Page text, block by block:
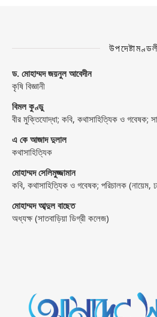
ড. মোহাম্মদ জয়নুল আবেদীন
কৃষি বিজ্ঞানী
বিমল কুণ্ডু
বীর মুক্তিযোদ্ধা; কবি, কথাসাহিত্যিক ও গবেষক;
এ কে আজাদ দুলাল
কথাসাহিত্যিক
মোহাম্মদ সেলিমুজ্জামান
কবি, কথাসাহিত্যিক ও গবেষক; পরিচালক (নায়েম,
মোহাম্মদ আব্দুল বাছেত
অধ্যক্ষ (সাতবাড়িয়া ডিগ্রী কলেজ)